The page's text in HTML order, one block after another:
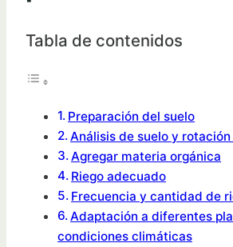
Tabla de contenidos
Preparación del suelo
Análisis de suelo y
Agregar materia orgánica
Riego adecuado
Frecuencia y cantidad de
Adaptación a diferentes
condiciones climáticas